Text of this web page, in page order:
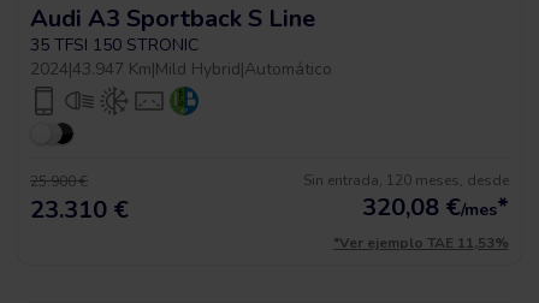
Audi A3 Sportback S Line
35 TFSI 150 STRONIC
2024|43.947 Km|Mild Hybrid|Automático
25.900 €
23.310 €
Sin entrada, 120 meses, desde
320,08 €/mes*
*Ver ejemplo TAE 11,53%